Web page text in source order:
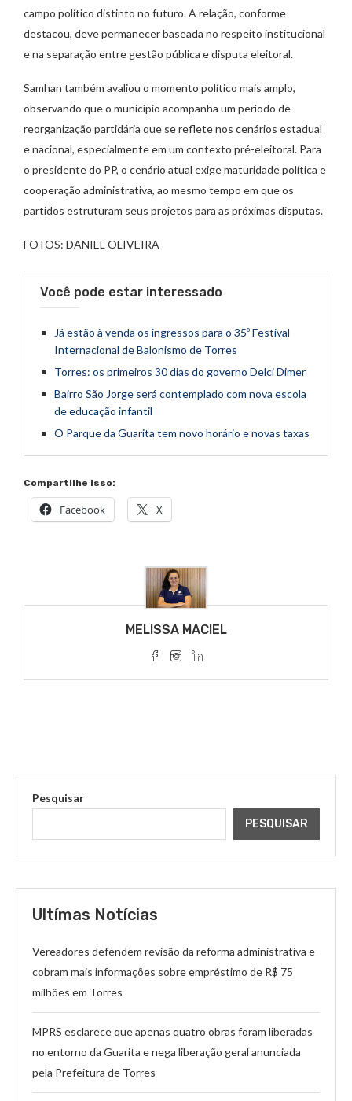
campo político distinto no futuro. A relação, conforme
destacou, deve permanecer baseada no respeito institucional
e na separação entre gestão pública e disputa eleitoral.
Samhan também avaliou o momento político mais amplo,
observando que o município acompanha um período de
reorganização partidária que se reflete nos cenários estadual
e nacional, especialmente em um contexto pré-eleitoral. Para
o presidente do PP, o cenário atual exige maturidade política e
cooperação administrativa, ao mesmo tempo em que os
partidos estruturam seus projetos para as próximas disputas.
FOTOS: DANIEL OLIVEIRA
Você pode estar interessado
Já estão à venda os ingressos para o 35º Festival
Internacional de Balonismo de Torres
Torres: os primeiros 30 dias do governo Delci Dimer
Bairro São Jorge será contemplado com nova escola
de educação infantil
O Parque da Guarita tem novo horário e novas taxas
Compartilhe isso:
Facebook X
MELISSA MACIEL
Pesquisar
PESQUISAR
Ultímas Notícias
Vereadores defendem revisão da reforma administrativa e
cobram mais informações sobre empréstimo de R$ 75
milhões em Torres
MPRS esclarece que apenas quatro obras foram liberadas
no entorno da Guarita e nega liberação geral anunciada
pela Prefeitura de Torres